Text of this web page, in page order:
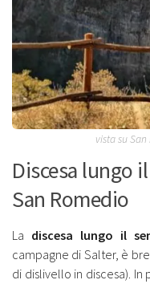
vista su
Discesa lungo
San Romedio
La discesa lungo il
campagne di Salter, è
di dislivello in discesa). In